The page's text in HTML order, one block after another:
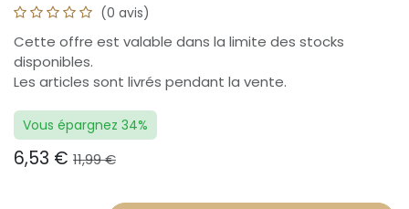
(0 avis)
Cette offre est valable dans la limite des stocks
disponibles.
Les articles sont livrés pendant la vente.
Vous épargnez 34%
6,53 € 11,99€